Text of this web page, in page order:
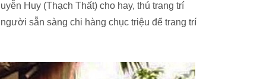
Huy (Thạch Thất) cho hay, thú trang trí
sẵn sàng chi hàng chục triệu để trang trí